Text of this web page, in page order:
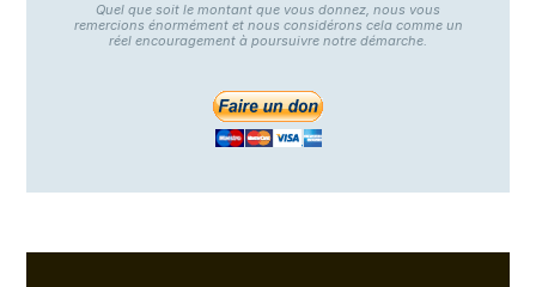
Quel que soit le montant que vous donnez, nous vous
remercions énormément et nous considérons cela comme un
réel encouragement à poursuivre notre démarche.